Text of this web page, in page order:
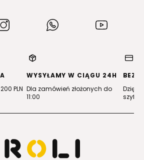
(Otwiera
nowej
karcie)
(Otwiera
karcie)
(Otwiera
nowej
karcie)
PLN
WYSYŁAMY W CIĄGU 24H
Dla zamówień złożonych do
11:00
Dzięki